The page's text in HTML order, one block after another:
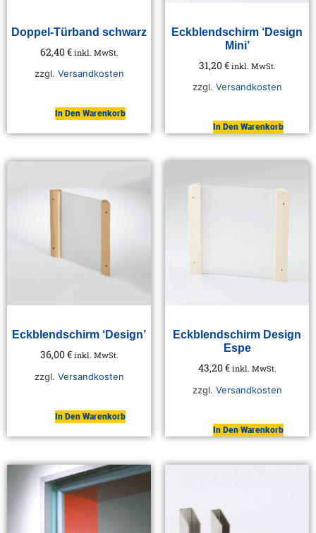
Doppel-Türband schwarz
62,40€ inkl. MwSt.
zzgl. Versandkosten
In Den Warenkorb
Eckblendschirm ‘Design
Mini’
31,20€ inkl. MwSt.
zzgl. Versandkosten
In Den Warenkorb
Eckblendschirm ‘Design’
36,00€ inkl. MwSt.
zzgl. Versandkosten
In Den Warenkorb
Eckblendschirm Design
Espe
43,20€ inkl. MwSt.
zzgl. Versandkosten
In Den Warenkorb